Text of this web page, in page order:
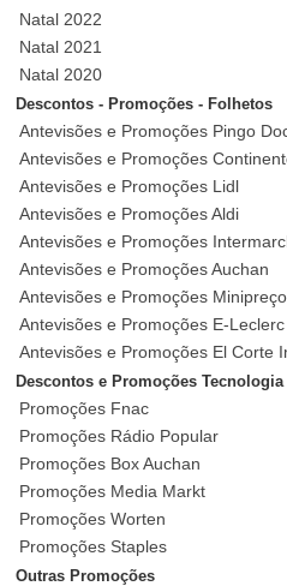
Natal 2022
Natal 2021
Natal 2020
Descontos - Promoções - Folhetos
Antevisões e Promoções Pingo
Antevisões e Promoções
Antevisões e Promoções Lidl
Antevisões e Promoções Aldi
Antevisões e Promoções
Antevisões e Promoções Auchan
Antevisões e Promoções Minipreço
Antevisões e Promoções E-Leclerc
Antevisões e Promoções El Corte
Descontos e Promoções Tecnologia
Promoções Fnac
Promoções Rádio Popular
Promoções Box Auchan
Promoções Media Markt
Promoções Worten
Promoções Staples
Outras Promoções